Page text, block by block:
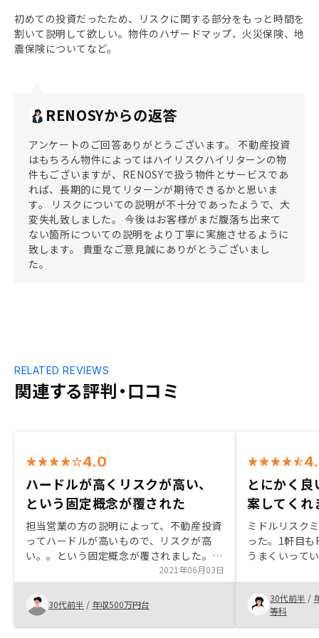
初めての投資だったため、リスクに関する部分をもっと時間を
割いて説明して欲しい。物件のハザードマップ、火災保険、地
震保険についてなど。
RENOSYからの返答
アンケートのご回答ありがとうございます。 不動産投資
はもちろん物件によってはハイリスクハイリターンの物
件もございますが、RENOSYで扱う物件とサービスであ
れば、長期的に見てリターンが期待できるかと思いま
す。 リスクについての説明が不十分であったようで、大
変失礼致しました。 今後はお客様がまだ腹落ち出来て
ない箇所についての説明をより丁寧に実施させるように
致します。 貴重なご意見誠にありがとうございまし
た。
関連する評判・口コミ
RELATED REVIEWS
4.0
ハードルが高くリスクが高い、
という固定概念が覆された
担当営業の方の説明によって、不動産投資
ってハードルが高いもので、リスクが高
い。。という固定概念が覆されました。と
2021年06月03日
30代前半 / 年収500万円台
とにかく
案してくれ
ミドルリスク
った。1軒目も
うまくいって
希望する条件
が、それらを
提案してくれ
30代前半 /
等科